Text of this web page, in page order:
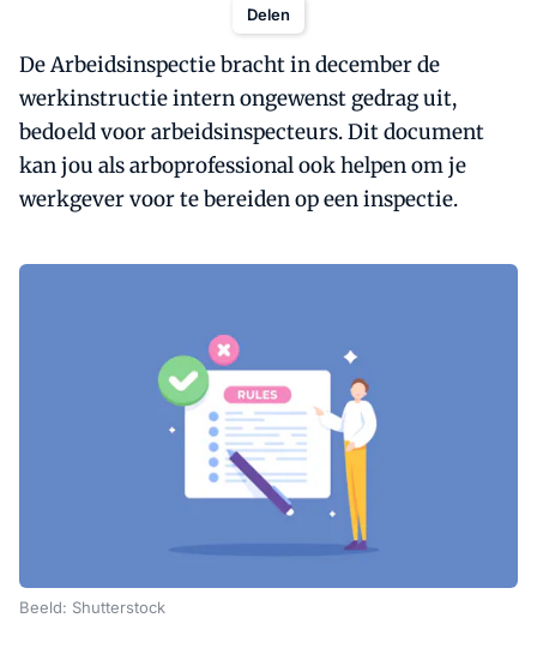
Delen
De Arbeidsinspectie bracht in december de
werkinstructie intern ongewenst gedrag uit,
bedoeld voor arbeidsinspecteurs. Dit document
kan jou als arboprofessional ook helpen om je
werkgever voor te bereiden op een inspectie.
Beeld: Shutterstock